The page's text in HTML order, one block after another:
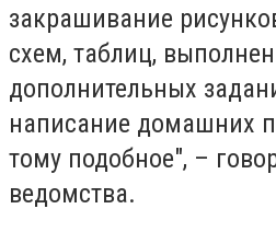
закрашивание
схем, таблиц,
дополнительных
написание домашних
тому подобное", –
ведомства.